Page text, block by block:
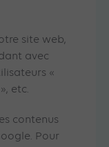
site web,
avec
«
etc.
contenus
Pour